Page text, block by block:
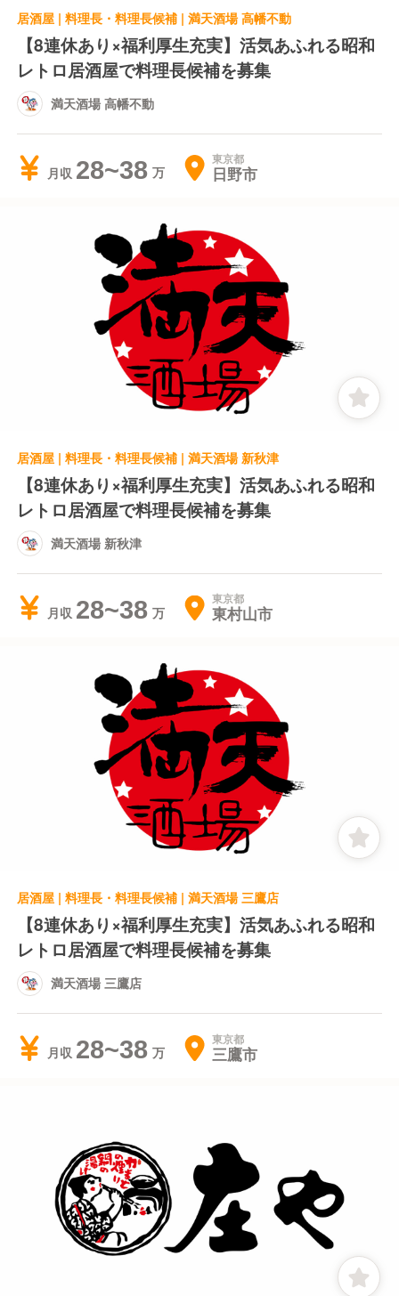
居酒屋 | 料理長・料理長候補 | 満天酒場 高幡不動
【8連休あり×福利厚生充実】活気あふれる昭和
レトロ居酒屋で料理長候補を募集
満天酒場 高幡不動
月収 28~38 東京都
日野市
居酒屋 | 料理長・料理長候補 | 満天酒場 新秋津
【8連休あり×福利厚生充実】活気あふれる昭和
レトロ居酒屋で料理長候補を募集
満天酒場 新秋津
月収 28~38 東京都
東村山市
居酒屋 | 料理長・料理長候補 | 満天酒場 三鷹店
【8連休あり×福利厚生充実】活気あふれる昭和
レトロ居酒屋で料理長候補を募集
満天酒場 三鷹店
月収 28~38 東京都
三鷹市